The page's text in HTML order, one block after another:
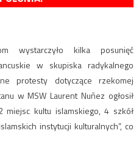
wystarczyło kilka posunięć
w skupiska radykalnego
protesty dotyczące rzekomej
w MSW Laurent Nuñez ogłosił
miejsc kultu islamskiego, 4 szkół
instytucji kulturalnych”, co